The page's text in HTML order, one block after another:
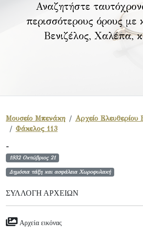
Αναζητήστε
περισσότερους όρους
Βενιζέλος, Χαλέπα,
Μουσείο Μπενάκη
Αρχείο Ελευθερίου
Φάκελος 113
-
1932 Οκτώβριος 21
Δημόσια τάξη και ασφάλεια Χωροφυλακή
ΣΥΛΛΟΓΉ ΑΡΧΕΊΩΝ
Αρχεία εικόνας